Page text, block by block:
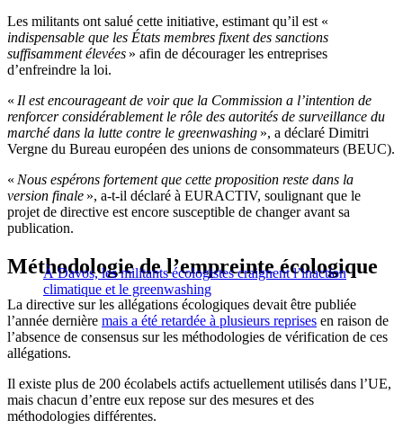
Les militants ont salué cette initiative, estimant qu’il est «
indispensable que les États membres fixent des sanctions
suffisamment élevées » afin de décourager les entreprises
d’enfreindre la loi.
« Il est encourageant de voir que la Commission a l’intention de
renforcer considérablement le rôle des autorités de surveillance du
marché dans la lutte contre le greenwashing », a déclaré Dimitri
Vergne du Bureau européen des unions de consommateurs (BEUC).
« Nous espérons fortement que cette proposition reste dans la
version finale », a-t-il déclaré à EURACTIV, soulignant que le
projet de directive est encore susceptible de changer avant sa
publication.
À Davos, les militants écologistes craignent l’inaction
climatique et le greenwashing
Méthodologie de l’empreinte écologique
La directive sur les allégations écologiques devait être publiée
l’année dernière mais a été retardée à plusieurs reprises en raison de
l’absence de consensus sur les méthodologies de vérification de ces
allégations.
Il existe plus de 200 écolabels actifs actuellement utilisés dans l’UE,
mais chacun d’entre eux repose sur des mesures et des
méthodologies différentes.